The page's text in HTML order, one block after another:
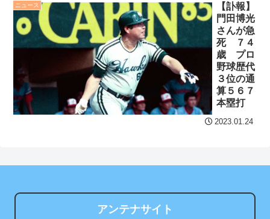
ベビーグッズで役立った
物 NEW!
【あんこ】バーニィは第
1小隊のフォワードのようで
す【機動警察パトレイバ
ー】 第57話 ああ、心配だ心
配だ NEW!
もはこの絵の意味がすぐに
セ・リーグ出塁回数ラン
キング 直近3週間｜2026年
8/3まで
【地獄のような聴聞会】
Ｗ杯１次Ｌ敗退の韓国 議員
が「なぜ負けたのか？」ソ
ン・フンミン先発落ちは
「監督の報復」
代」に突入！アトラクショ
ンパスがどれもこれも1500
ニュース
【訃報】
門田博光
さんが急
死 ７４
歳 プロ
野球歴代
３位の通
算５６７
本塁打
2023.01.24
アンテナサイト